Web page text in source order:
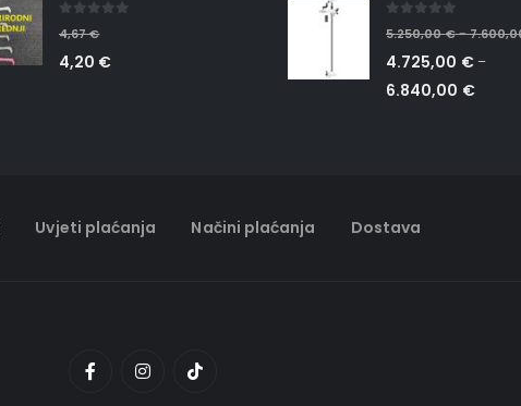
4,67€
4,20 €
5.250,00€–
4.725,00 €–
6.840,00 €
Uvjeti plaćanja Načini plaćanja Dostava